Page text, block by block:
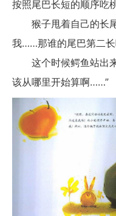
按照尾巴长短的顺序吃
猴子甩着自己的长尾
我……那谁的尾巴第二长
这个时候鳄鱼站出来
该从哪里开始算啊……”